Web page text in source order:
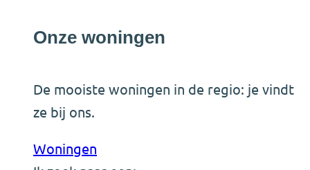
Onze woningen
De mooiste woningen in de regio: je vindt
ze bij ons.
Woningen